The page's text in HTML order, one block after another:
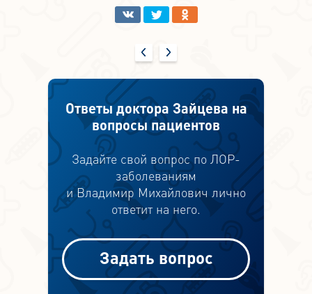
Ответы доктора Зайцева на
вопросы пациентов
Задайте свой вопрос по ЛОР-
заболеваниям
и Владимир Михайлович лично
ответит на него.
Задать вопрос